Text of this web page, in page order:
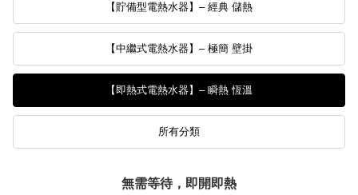
【貯備型電熱水器】– 經典 儲熱
【中繼式電熱水器】– 極簡 壁掛
【即熱式電熱水器】– 瞬熱 恆溫
所有分類
無需等待，即開即熱